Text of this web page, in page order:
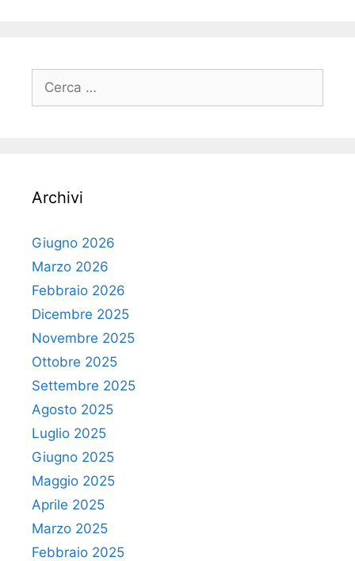
Ricerca
Archivi
Giugno 2026
Marzo 2026
Febbraio 2026
Dicembre 2025
Novembre 2025
Ottobre 2025
Settembre 2025
Agosto 2025
Luglio 2025
Giugno 2025
Maggio 2025
Aprile 2025
Marzo 2025
Febbraio 2025